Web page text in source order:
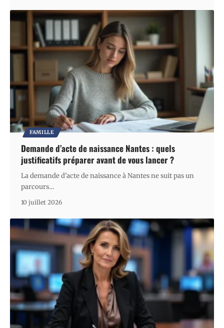
FAMILLE
Demande d’acte de naissance Nantes : quels
justificatifs préparer avant de vous lancer ?
La demande d'acte de naissance à Nantes ne suit pas un
parcours…
10 juillet 2026